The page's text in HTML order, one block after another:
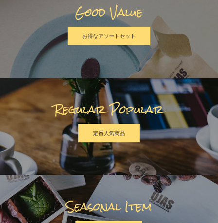
Good Value
お得なアソートセット
Regular Popular
定番人気商品
Seasonal Item